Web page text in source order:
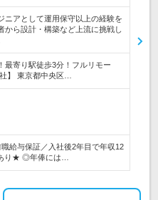
アとして運用保守以上の経験を
ら設計・構築など上流に挑戦し
寄り駅徒歩3分！フルリモー
】 東京都中央区…
給与保証／入社後2年目で年収12
り★ ◎年俸には…